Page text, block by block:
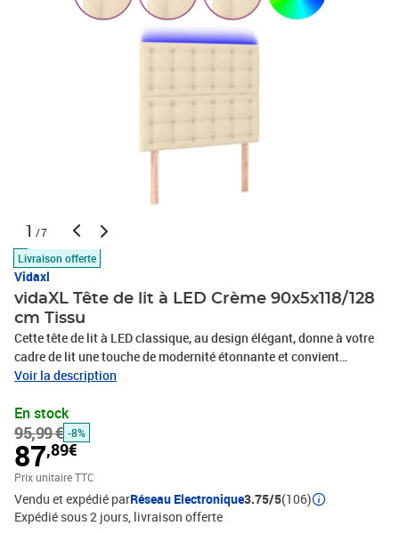
1 /7
Livraison offerte
Vidaxl
vidaXL Tête de lit à LED Crème 90x5x118/128
cm Tissu
Cette tête de lit à LED classique, au design élégant, donne à votre
cadre de lit une touche de modernité étonnante et convient
parfaitement à toute chambre à coucher. Tissu durable : le tissu
durable.LED colorée : apportez de l'éclairage dans l'obscurité avec
des lumières LED colorées !Hauteur réglable : la tête de lit est
réglable en hauteur selon vos préférences.Excellent soutien : la
tête de lit vous offre un excellent soutien du dos lorsque vous êtes
assis dans votre lit pour lire ou regarder la télévision.Bande à LED
découpable : cette bande à LED flexible peut être ajustée en
longueur. Le symbole des ciseaux indique où la bande peut être
Voir la description
En stock
95,99 € -8%
87,89€
Prix unitaire TTC
Vendu et expédié parRéseau Electronique3.75/5(106)
Expédié sous 2 jours livraison offerte